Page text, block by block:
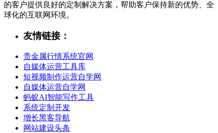
的客户提供良好的定制解决方案，帮助客户保持新的优势、全
球化的互联网环境。
友情链接：
贵金属行情系统官网
自媒体运营工具库
短视频制作运营自学网
自媒体运营自学网
蚂蚁AI智能写作工具
系统定制开发
增长黑客导航
网站建设头条